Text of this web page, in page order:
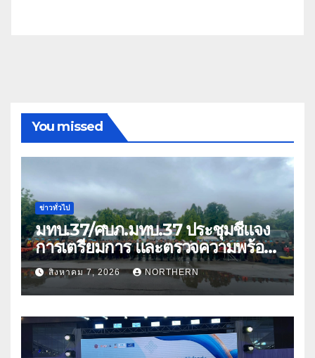
You missed
ข่าวทั่วไป
มทบ.37/ศบภ.มทบ.37 ประชุมชี้แจง
การเตรียมการ และตรวจความพร้อม
ด้านการบรรเทาสาธารณภัย
สิงหาคม 7, 2026 NORTHERN